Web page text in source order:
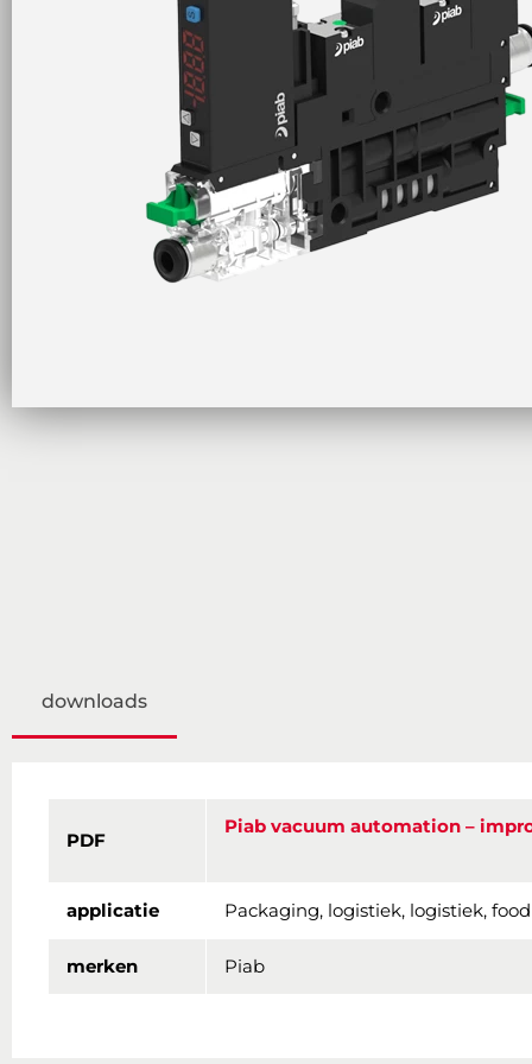
downloads
PDF
Piab vacuum automation –
applicatie Packaging, logistiek, logistiek,
merken Piab